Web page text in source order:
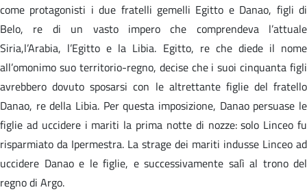
come protagonisti i due fratelli gemelli Egitto e Danao, figli di
Belo, re di un vasto impero che comprendeva l’attuale
Siria,l’Arabia, l’Egitto e la Libia. Egitto, re che diede il nome
all’omonimo suo territorio-regno, decise che i suoi cinquanta figli
avrebbero dovuto sposarsi con le altrettante figlie del fratello
Danao, re della Libia. Per questa imposizione, Danao persuase le
figlie ad uccidere i mariti la prima notte di nozze: solo Linceo fu
risparmiato da Ipermestra. La strage dei mariti indusse Linceo ad
uccidere Danao e le figlie, e successivamente salì al trono del
regno di Argo.